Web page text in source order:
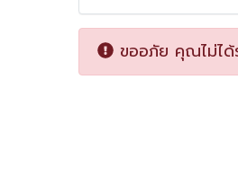
ขออภัย คุณไม่ได้